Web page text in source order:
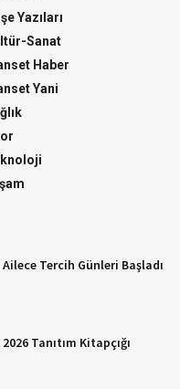
Yazıları
Sanat
Haber
Yani
Tercih Günleri Başladı
Tanıtım Kitapçığı